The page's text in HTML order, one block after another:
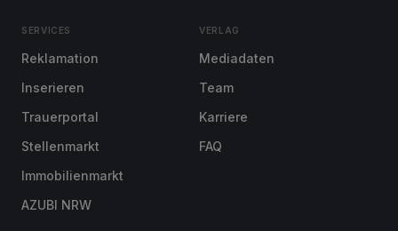
SERVICES
Reklamation
Inserieren
Trauerportal
Stellenmarkt
Immobilienmarkt
AZUBI NRW
VERLAG
Mediadaten
Team
Karriere
FAQ